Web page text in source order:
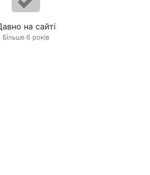
на сайті
Більше 6 років